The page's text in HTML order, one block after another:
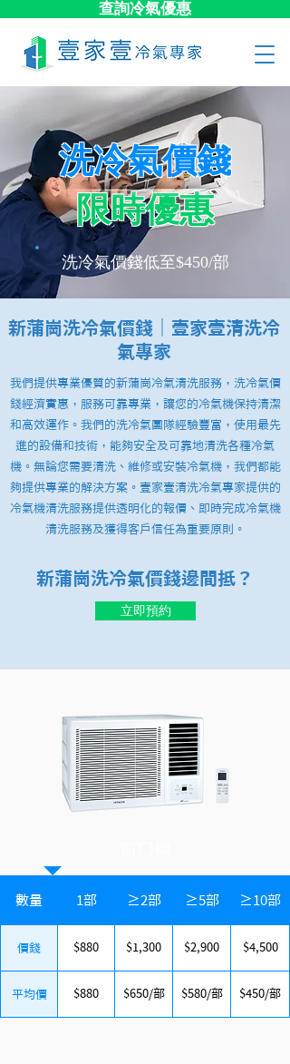
查詢冷氣優惠
洗冷氣價錢
限時優惠
​洗冷氣價錢低至$450/部
新蒲崗洗冷氣價錢｜壹家壹清洗冷
氣專家
我們提供專業優質的新蒲崗冷氣清洗服務，洗冷氣價
錢經濟實惠，服務可靠專業，讓您的冷氣機保持清潔
和高效運作。我們的洗冷氣團隊經驗豐富，使用最先
進的設備和技術，能夠安全及可靠地清洗各種冷氣
機。無論您需要清洗、維修或安裝冷氣機，我們都能
夠提供專業的解決方案。壹家壹清洗冷氣專家提供的
冷氣機清洗服務提供透明化的報價、即時完成冷氣機
清洗服務及獲得客戶信任為重要原則。
新蒲崗洗冷氣價錢邊間抵？
立即預約
數量 1部 ≥2部 ≥5部 ≥10部
價錢 $880 $1,300 $2,900 $4,500
平均價 $880 $650/部 $580/部 $450/部